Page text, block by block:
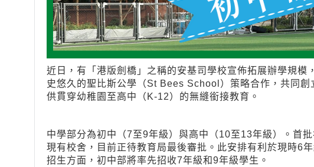
近日，有「港版劍橋」之稱的安基司學校宣佈拓展辦學規模
史悠久的聖比斯公學（St Bees School）策略合作，共同
供貫穿幼稚園至高中（K-12）的無縫銜接教育。
中學部分為初中（7至9年級）與高中（10至13年級）。首
現有校舍，目前正待教育局最後審批。此安排有利於現時6
招生方面，初中部將率先招收7年級和9年級學生。